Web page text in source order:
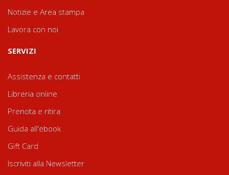
Notizie e Area stampa
Lavora con noi
SERVIZI
Assistenza e contatti
Libreria online
Prenota e ritira
Guida all'ebook
Gift Card
Iscriviti alla Newsletter